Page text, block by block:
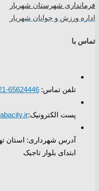
فرمانداری شهرستان شهریار
اداره ورزش و جوانان شهریار
تماس با
تلفن تماس: 65624446-021
پست الکترونیک:
آدرس شهرداری: استان
ابتدای بلوار تاجیک